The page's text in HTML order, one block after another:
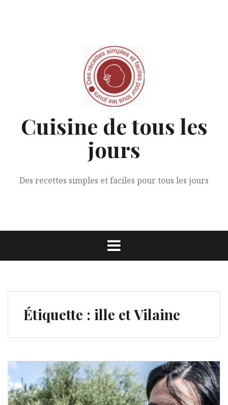
Cuisine de tous les
jours
Des recettes simples et faciles pour tous les jours
Étiquette : ille et Vilaine